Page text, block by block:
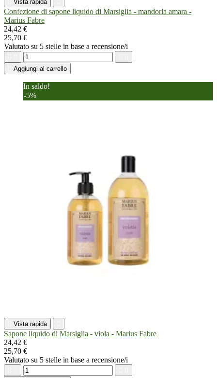
Vista rapida
Confezione di sapone liquido di Marsiglia - mandorla amara -
Marius Fabre
24,42 €
25,70 €
Valutato su 5 stelle in base a recensione/i
Aggiungi al carrello
In saldo!
-5%
Vista rapida
Sapone liquido di Marsiglia - viola - Marius Fabre
24,42 €
25,70 €
Valutato su 5 stelle in base a recensione/i